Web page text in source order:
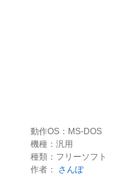
動作OS：MS-DOS
機種：汎用
種類：フリーソフト
作者：
さんぽ